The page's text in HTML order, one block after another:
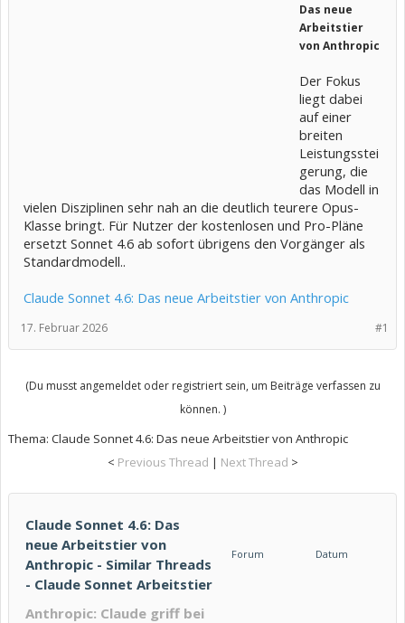
Das neue
Arbeitstier
von Anthropic
Der Fokus
liegt dabei
auf einer
breiten
Leistungsstei
gerung, die
das Modell in
vielen Disziplinen sehr nah an die deutlich teurere Opus-
Klasse bringt. Für Nutzer der kostenlosen und Pro-Pläne
ersetzt Sonnet 4.6 ab sofort übrigens den Vorgänger als
Standardmodell..
Claude Sonnet 4.6: Das neue Arbeitstier von Anthropic
#1
17. Februar 2026
(Du musst angemeldet oder registriert sein, um Beiträge verfassen zu
können. )
Thema: Claude Sonnet 4.6: Das neue Arbeitstier von Anthropic
< Previous Thread | Next Thread >
Claude Sonnet 4.6: Das
neue Arbeitstier von
Anthropic - Similar Threads
- Claude Sonnet Arbeitstier
Forum Datum
Anthropic: Claude griff bei